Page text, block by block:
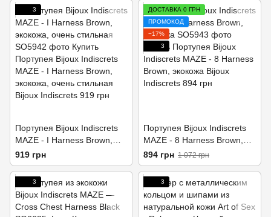
3
Портупея Bijoux Indiscrets
MAZE - I Harness Brown,
экокожа, очень стильная
919 грн
ДОСТАВКА 0 ГРН
ПРОМОКОД
−17%
3
Портупея Bijoux Indiscrets
MAZE - 8 Harness Brown,
экокожа
894 грн 1 072 грн
3 3